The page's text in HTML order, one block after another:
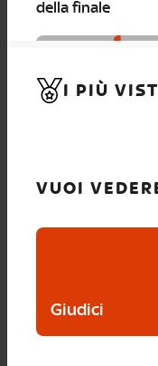
della finale
MasterChef 15,
I PIÙ
VUOI
Giudici